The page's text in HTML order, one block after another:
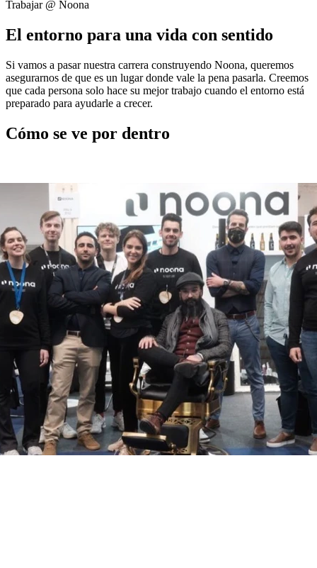
Trabajar @ Noona
El entorno para una vida con sentido
Si vamos a pasar nuestra carrera construyendo Noona, queremos
asegurarnos de que es un lugar donde vale la pena pasarla. Creemos
que cada persona solo hace su mejor trabajo cuando el entorno está
preparado para ayudarle a crecer.
Cómo se ve por dentro